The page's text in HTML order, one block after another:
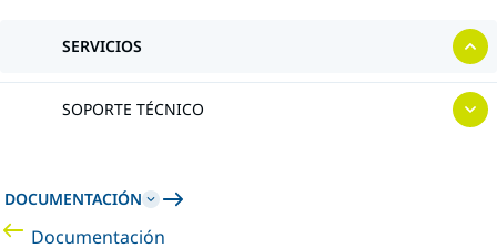
SERVICIOS
SOPORTE TÉCNICO
DOCUMENTACIÓN
Documentación